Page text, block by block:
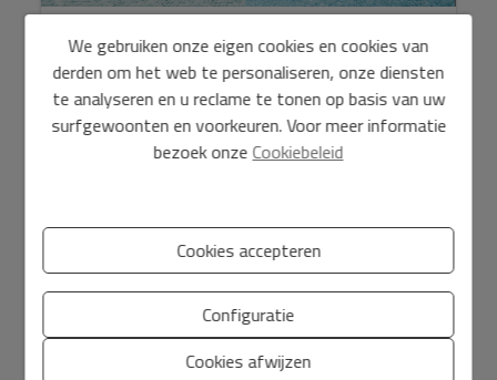
MODERNE LUXE VILLA MET 3 SLAAPKAMERS
945.000 €
Ervaar ongeëvenaard luxe wonen aan de Costa Blanca
met dit exclusieve project, op slechts een steenworp
177 m2 1.000 m
We gebruiken onze eigen cookies en cookies van
derden om het web te personaliseren, onze diensten
te analyseren en u reclame te tonen op basis van uw
surfgewoonten en voorkeuren. Voor meer informatie
bezoek onze Cookiebeleid
Cookies accepteren
Configuratie
Cookies afwijzen